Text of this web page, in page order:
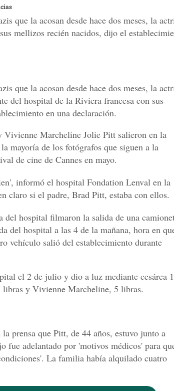
que la acosan desde hace dos meses, la
mellizos recién nacidos, dijo el
que la acosan desde hace dos meses, la
del hospital de la Riviera francesa con sus
en una declaración.
Marcheline Jolie Pitt salieron en la
mayoría de los fotógrafos que siguen a la
de cine de Cannes en mayo.
informó el hospital Fondation Lenval en la
claro si el padre, Brad Pitt, estaba con ellos.
del hospital filmaron la salida de una
del hospital a las 4 de la mañana, hora en
vehículo salió del establecimiento durante
el 2 de julio y dio a luz mediante cesárea
libras y Vivienne Marcheline, 5 libras.
prensa que Pitt, de 44 años, estuvo junto a
fue adelantado por 'motivos médicos' para
La familia había alquilado cuatro